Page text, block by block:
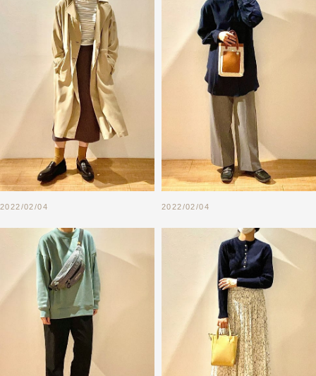
2022/02/04 2022/02/04